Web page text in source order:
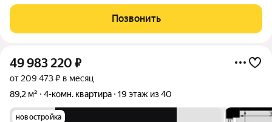
спальни с выходом на лоджию, третья спальня (можно
переоборудовать в кабинет), ванная
Позвонить
49 983 220 ₽
от 209 473 ₽ в месяц
89,2 м²
4-комн. квартира 19 этаж из 40
новостройка